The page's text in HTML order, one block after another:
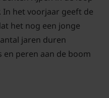
In het voorjaar geeft de
het nog een jonge
jaren duren
peren aan de boom